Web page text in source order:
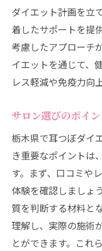
ダイエット計画を立
着したサポートを提
考慮したアプローチ
イエットを通じて、
レス軽減や免疫力向
サロン選びのポイン
栃木県で耳つぼダイ
き重要なポイントは
す。まず、口コミや
体験を確認しましょ
質を判断する材料と
理解し、実際の施術
とができます。これ